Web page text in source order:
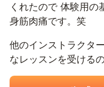
くれたので 体験用の
身筋肉痛です。笑
他のインストラクタ
なレッスンを受ける